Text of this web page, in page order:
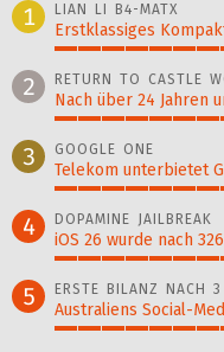
1
LIAN LI B4-MATX
Erstklassiges
2 RETURN TO CASTLE
Nach über 24 Jahren
3 GOOGLE ONE
Telekom unterbietet
4 DOPAMINE JAILBREAK
iOS 26 wurde nach
5 ERSTE BILANZ NACH 3
Australiens Social-